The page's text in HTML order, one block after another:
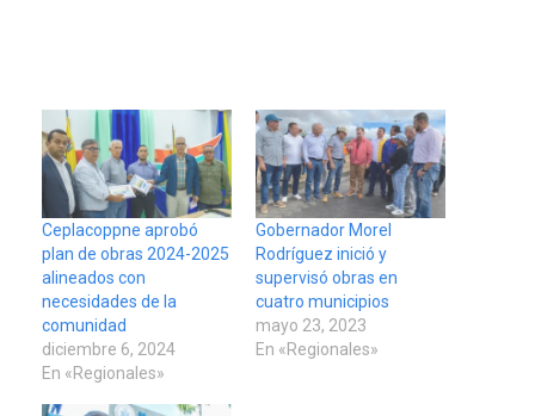
Ceplacoppne aprobó
plan de obras 2024-2025
alineados con
necesidades de la
comunidad
diciembre 6, 2024
En «Regionales»
Gobernador Morel
Rodríguez inició y
supervisó obras en
cuatro municipios
mayo 23, 2023
En «Regionales»